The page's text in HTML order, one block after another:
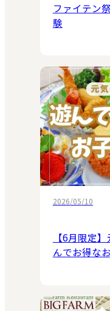
ファイテン
験
2026/05/10
【6月限定
んでお得な